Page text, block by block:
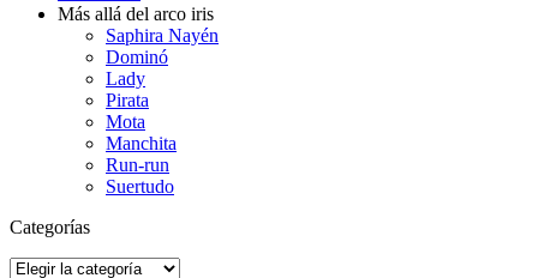
Más allá del arco iris
Saphira Nayén
Dominó
Lady
Pirata
Mota
Manchita
Run-run
Suertudo
Categorías
Categorías